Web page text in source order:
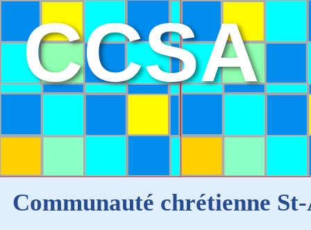
CCSA
Communauté chrétienne